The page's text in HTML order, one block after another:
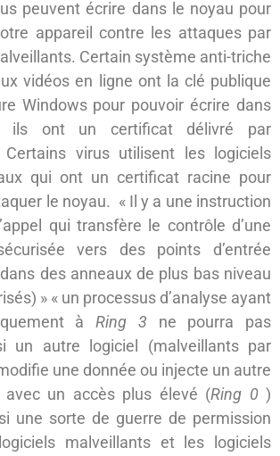
peuvent écrire dans le noyau pour
appareil contre les attaques par
Certain système anti-triche
vidéos en ligne ont la clé publique
Windows pour pouvoir écrire dans
ils ont un certificat délivré par
Certains virus utilisent les logiciels
qui ont un certificat racine pour
le noyau. « Il y a une instruction
qui transfère le contrôle d’une
vers des points d’entrée
des anneaux de plus bas niveau
» « un processus d’analyse ayant
àRing 3 ne pourra pas
un autre logiciel (malveillants par
une donnée ou injecte un autre
avec un accès plus élevé (Ring 0 )
une sorte de guerre de permission
malveillants et les logiciels